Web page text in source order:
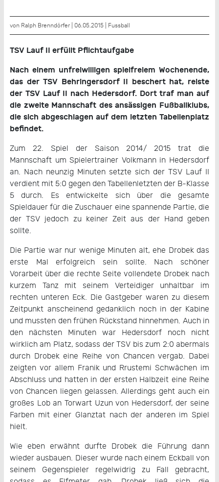
von Ralph Brenndörfer | 06.05.2015 | Fussball
TSV Lauf II erfüllt Pflichtaufgabe
Nach einem unfreiwilligen spielfreiem Wochenende,
das der TSV Behringersdorf II beschert hat, reiste
der TSV Lauf II nach Hedersdorf. Dort traf man auf
die zweite Mannschaft des ansässigen Fußballklubs,
die sich abgeschlagen auf dem letzten Tabellenplatz
befindet.
Zum 22. Spiel der Saison 2014/ 2015 trat die
Mannschaft um Spielertrainer Volkmann in Hedersdorf
an. Nach neunzig Minuten setzte sich der TSV Lauf II
verdient mit 5:0 gegen den Tabellenletzten der B-Klasse
5 durch. Es entwickelte sich über die gesamte
Spieldauer für die Zuschauer eine spannende Partie, die
der TSV jedoch zu keiner Zeit aus der Hand geben
sollte.
Die Partie war nur wenige Minuten alt, ehe Drobek das
erste Mal erfolgreich sein sollte. Nach schöner
Vorarbeit über die rechte Seite vollendete Drobek nach
kurzem Tanz mit seinem Verteidiger unhaltbar im
rechten unteren Eck. Die Gastgeber waren zu diesem
Zeitpunkt anscheinend gedanklich noch in der Kabine
und mussten den frühen Rückstand hinnehmen. Auch in
den nächsten Minuten war Hedersdorf noch nicht
wirklich am Platz, sodass der TSV bis zum 2:0 abermals
durch Drobek eine Reihe von Chancen vergab. Dabei
zeigten vor allem Franik und Rrustemi Schwächen im
Abschluss und hatten in der ersten Halbzeit eine Reihe
von Chancen liegen gelassen. Allerdings geht auch ein
großes Lob an Torwart Uzun von Hedersdorf, der seine
Farben mit einer Glanztat nach der anderen im Spiel
hielt.
Wie eben erwähnt durfte Drobek die Führung dann
wieder ausbauen. Dieser wurde nach einem Eckball von
seinem Gegenspieler regelwidrig zu Fall gebracht,